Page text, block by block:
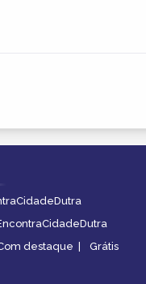
destaque | Grátis